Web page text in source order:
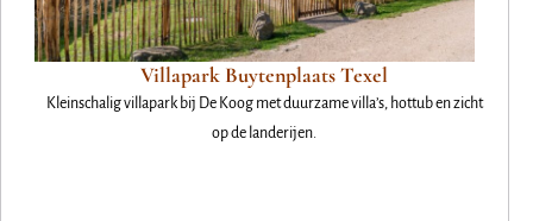
Villapark Buytenplaats Texel
Kleinschalig villapark bij De Koog met duurzame villa’s, hottub en zicht
op de landerijen.